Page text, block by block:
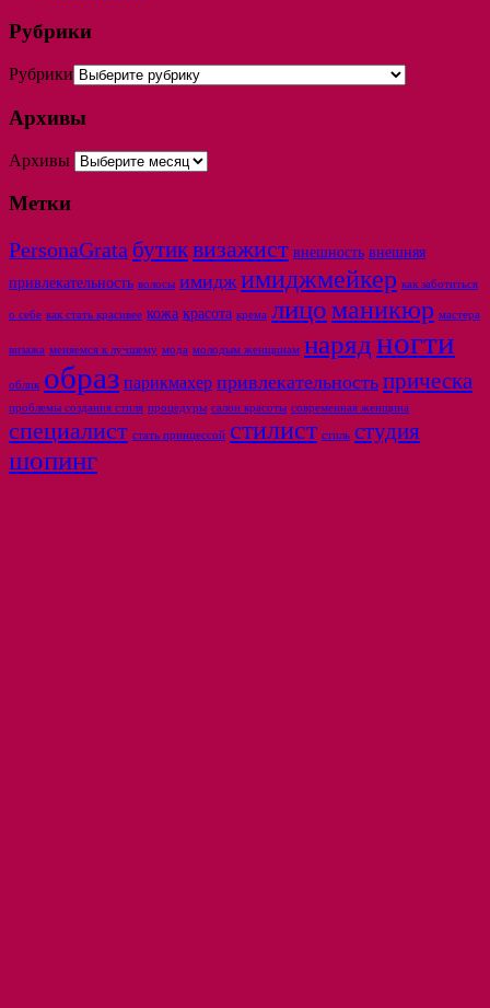
Рубрики
Рубрики
Архивы
Архивы
Метки
PersonaGrata бутиквизажист внешность внешняя
привлекательность волосы имидж имиджмейкер как заботиться
о себе как стать красивее кожа красота крема лицоманикюр мастера
визажа меняемся к лучшему мода молодым женщинам нарядногти
облик образ парикмахер привлекательность прическа
проблемы создания стиля процедуры салон красоты современная женщина
специалист стать принцессой стилист стиль студия
шопинг